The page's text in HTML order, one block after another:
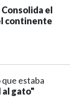
el
continente
estaba
al gato"